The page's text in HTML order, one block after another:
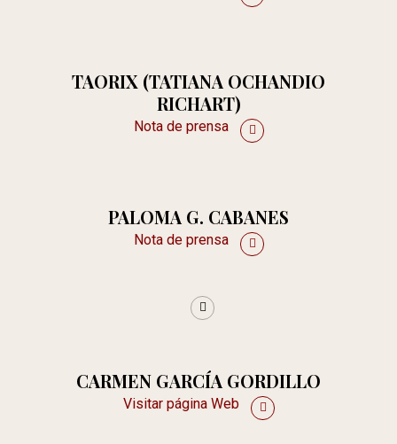
TAORIX (TATIANA OCHANDIO
RICHART)
Nota de prensa
PALOMA G. CABANES
Nota de prensa
CARMEN GARCÍA GORDILLO
Visitar página Web